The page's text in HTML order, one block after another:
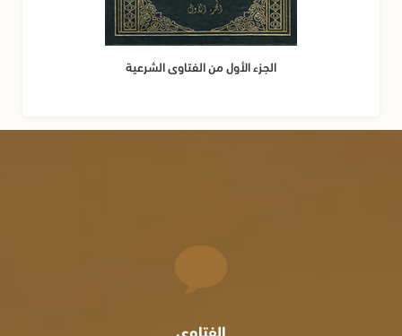
الجزء الأول من الفتاوى الشرعية
الفتاوى